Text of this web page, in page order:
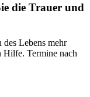
die Trauer und
Lebens mehr
Hilfe. Termine nach